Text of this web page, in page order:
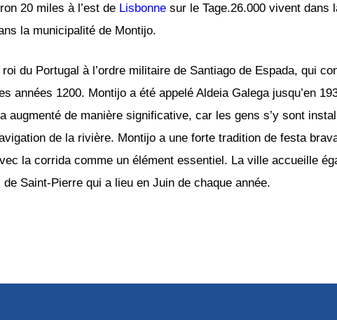
20 miles à l’est de Lisbonne sur le Tage.26.000 vivent dans
la municipalité de Montijo.
du Portugal à l’ordre militaire de Santiago de Espada, qui
années 1200. Montijo a été appelé Aldeia Galega jusqu’en
augmenté de manière significative, car les gens s’y sont
de la rivière. Montijo a une forte tradition de festa
la corrida comme un élément essentiel. La ville accueille
Saint-Pierre qui a lieu en Juin de chaque année.